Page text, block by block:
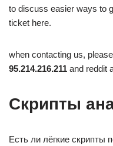
to discuss easier ways to
ticket here.
when contacting us,
95.214.216.211 and reddit
Скрипты
Есть ли лёгкие скрипты